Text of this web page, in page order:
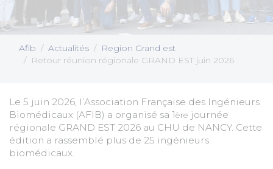
Afib Actualités
Region Grand est
Retour réunion régionale GRAND EST juin 2026
Le 5 juin 2026, l’Association Française des Ingénieurs
Biomédicaux (AFIB) a organisé sa 1ère journée
régionale GRAND EST 2026 au CHU de NANCY. Cette
édition a rassemblé plus de 25 ingénieurs
biomédicaux.